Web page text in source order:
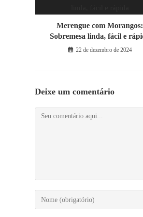
Merengue com Morangos:
Sobremesa linda, fácil e
22 de dezembro de 2024
Deixe um comentário
Comentário
Digite
seu